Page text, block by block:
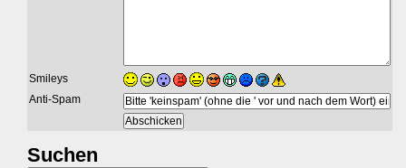
Smileys
Anti-Spam
Suchen